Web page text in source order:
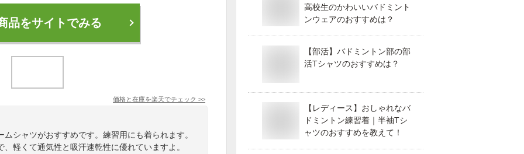
品をサイトでみる
価格と在庫を楽天でチェック >>
シャツがおすすめです。練習用にも着られます。
軽くて通気性と吸汗速乾性に優れていますよ。
高校生のかわいいバドミント
ンウェアのおすすめは？
【部活】バドミントン部の部
活Tシャツのおすすめは？
【レディース】おしゃれなバ
ドミントン練習着｜半袖Tシ
ャツのおすすめを教えて！